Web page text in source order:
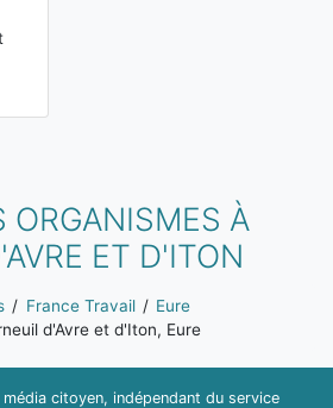
ORGANISMES À
ET D'ITON
France Travail
Eure
d'Avre et d'Iton, Eure
citoyen, indépendant du service